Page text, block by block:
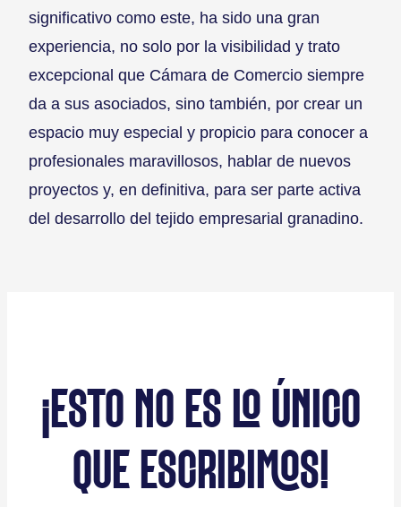
significativo como este, ha sido una gran
experiencia, no solo por la visibilidad y trato
excepcional que Cámara de Comercio siempre
da a sus asociados, sino también, por crear un
espacio muy especial y propicio para conocer a
profesionales maravillosos, hablar de nuevos
proyectos y, en definitiva, para ser parte activa
del desarrollo del tejido empresarial granadino.
¡ESTO NO ES LO ÚNICO
QUE ESCRIBIMOS!